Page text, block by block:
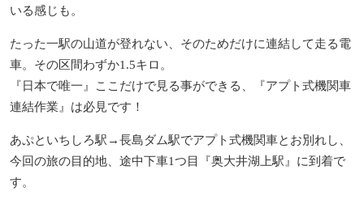
いる感じも。
たった一駅の山道が登れない、そのためだけに連結して走る電
車。その区間わずか1.5キロ。
『日本で唯一』ここだけで見る事ができる、『アプト式機関車
連結作業』は必見です！
あぷといちしろ駅→長島ダム駅でアプト式機関車とお別れし、
今回の旅の目的地、途中下車1つ目『奥大井湖上駅』に到着で
す。